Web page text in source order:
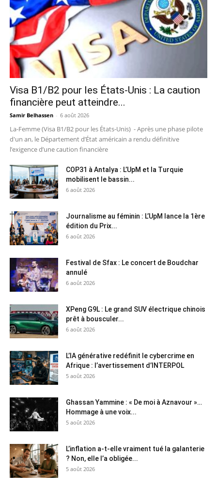
Visa B1/B2 pour les États-Unis : La caution
financière peut atteindre...
Samir Belhassen - 6 août 2026
La-Femme (Visa B1/B2 pour les États-Unis) - Après une phase pilote
d'un an, le Département d’État américain a rendu définitive
l’exigence d’une caution financière
COP31 à Antalya : L’UpM et la Turquie
mobilisent le bassin...
6 août 2026
Journalisme au féminin : L’UpM lance la 1ère
édition du Prix...
6 août 2026
Festival de Sfax : Le concert de Boudchar
annulé
6 août 2026
XPeng G9L : Le grand SUV électrique chinois
prêt à bousculer...
6 août 2026
L’IA générative redéfinit le cybercrime en
Afrique : l’avertissement d’INTERPOL
5 août 2026
Ghassan Yammine : « De moi à Aznavour »…
Hommage à une voix...
5 août 2026
L’inflation a-t-elle vraiment tué la galanterie
? Non, elle l’a obligée...
5 août 2026